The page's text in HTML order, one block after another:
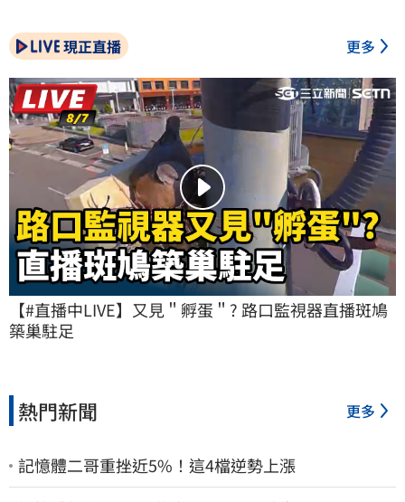
現正直播 更多
【#直播中LIVE】又見＂孵蛋＂? 路口監視器直播斑鳩
築巢駐足
熱門新聞 更多
記憶體二哥重挫近5%！這4檔逆勢上漲